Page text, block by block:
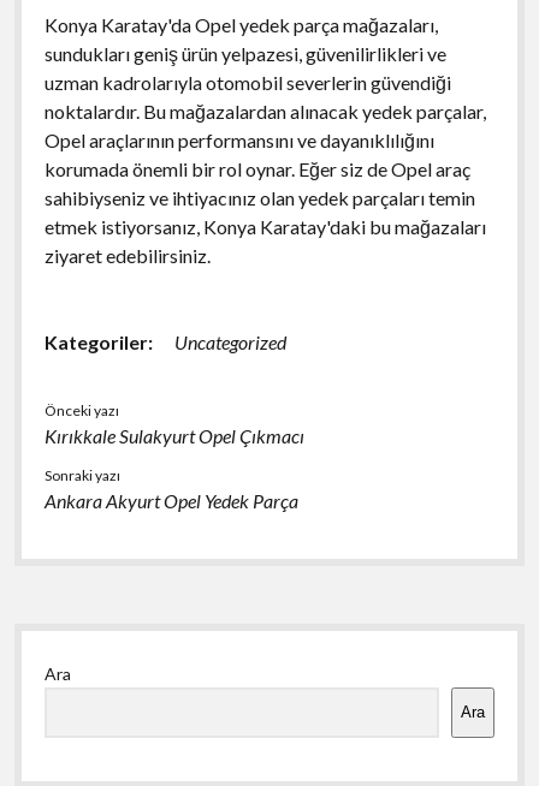
Konya Karatay'da Opel yedek parça mağazaları,
sundukları geniş ürün yelpazesi, güvenilirlikleri ve
uzman kadrolarıyla otomobil severlerin güvendiği
noktalardır. Bu mağazalardan alınacak yedek parçalar,
Opel araçlarının performansını ve dayanıklılığını
korumada önemli bir rol oynar. Eğer siz de Opel araç
sahibiyseniz ve ihtiyacınız olan yedek parçaları temin
etmek istiyorsanız, Konya Karatay'daki bu mağazaları
ziyaret edebilirsiniz.
Kategoriler: Uncategorized
Önceki yazı
Kırıkkale Sulakyurt Opel Çıkmacı
Sonraki yazı
Ankara Akyurt Opel Yedek Parça
Yan
Menü
Ara
Ara